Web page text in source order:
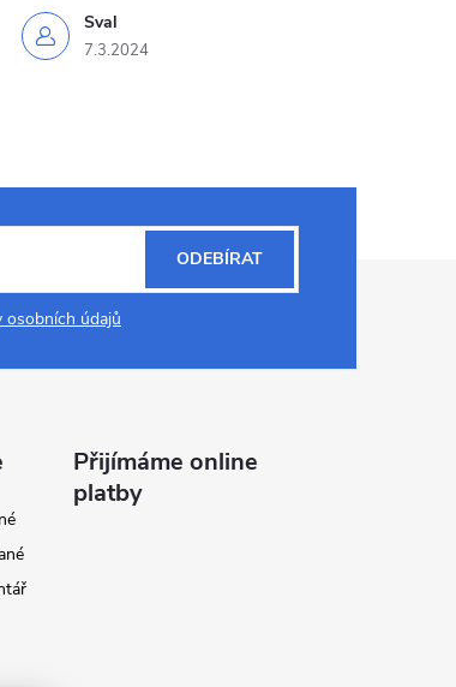
Sval
7.3.2024
osobních údajů
ODEBÍRAT
Přijímáme online
platby